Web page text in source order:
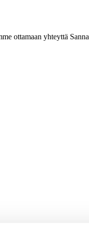
ottamaan yhteyttä